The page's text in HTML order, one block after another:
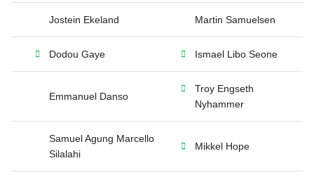
Jostein Ekeland Martin Samuelsen
Dodou Gaye Ismael Libo Seone
Emmanuel Danso
Troy Engseth
Nyhammer
Samuel Agung Marcello
Silalahi
Mikkel Hope